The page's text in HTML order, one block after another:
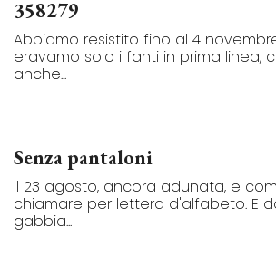
358279
Abbiamo resistito fino al 4
eravamo solo i fanti in prima linea,
anche...
Senza pantaloni
Il 23 agosto, ancora adunata, e
chiamare per lettera d'alfabeto. E
gabbia...